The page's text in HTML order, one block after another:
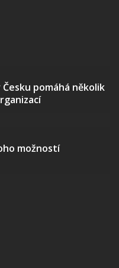
Česku pomáhá několik
možností